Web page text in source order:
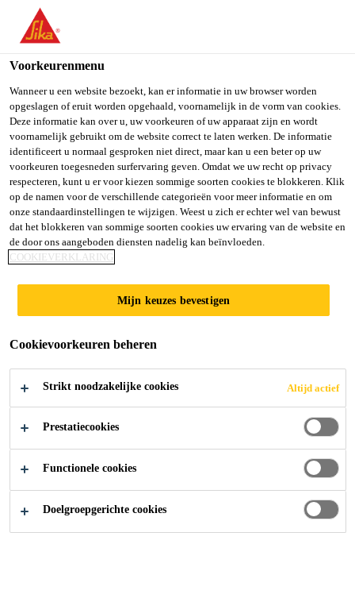
You are accessing "Sika Belgium", it seems you are accessing it
from "Verenigde Staten". We have a dedicated website for your
country.
TO SIKA
USA
STAY ON SIKA
BELGIUM
SELECT A
COUNTRY
Sika Belgium
VERLIJMEN VAN
PLINTEN
Voorkeurenmenu
Wanneer u een website bezoekt, kan er informatie in uw browser worden
opgeslagen of eruit worden opgehaald, voornamelijk in de vorm van cookies.
Deze informatie kan over u, uw voorkeuren of uw apparaat zijn en wordt
voornamelijk gebruikt om de website correct te laten werken. De informatie
identificeert u normaal gesproken niet direct, maar kan u een beter op uw
voorkeuren toegesneden surfervaring geven. Omdat we uw recht op privacy
respecteren, kunt u er voor kiezen sommige soorten cookies te blokkeren. Klik
op de namen voor de verschillende categorieën voor meer informatie en om
onze standaardinstellingen te wijzigen. Weest u zich er echter wel van bewust
dat het blokkeren van sommige soorten cookies uw ervaring van de website en
de door ons aangeboden diensten nadelig kan beïnvloeden.
COOKIEVERKLARING
Mijn keuzes bevestigen
Cookievoorkeuren beheren
Strikt noodzakelijke cookies Altijd actief
Prestatiecookies
Functionele cookies
Doelgroepgerichte cookies